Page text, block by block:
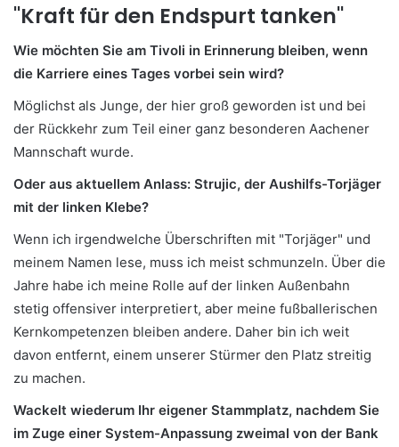
"Kraft für den Endspurt tanken"
Wie möchten Sie am Tivoli in Erinnerung bleiben, wenn
die Karriere eines Tages vorbei sein wird?
Möglichst als Junge, der hier groß geworden ist und bei
der Rückkehr zum Teil einer ganz besonderen Aachener
Mannschaft wurde.
Oder aus aktuellem Anlass: Strujic, der Aushilfs-Torjäger
mit der linken Klebe?
Wenn ich irgendwelche Überschriften mit "Torjäger" und
meinem Namen lese, muss ich meist schmunzeln. Über die
Jahre habe ich meine Rolle auf der linken Außenbahn
stetig offensiver interpretiert, aber meine fußballerischen
Kernkompetenzen bleiben andere. Daher bin ich weit
davon entfernt, einem unserer Stürmer den Platz streitig
zu machen.
Wackelt wiederum Ihr eigener Stammplatz, nachdem Sie
im Zuge einer System-Anpassung zweimal von der Bank